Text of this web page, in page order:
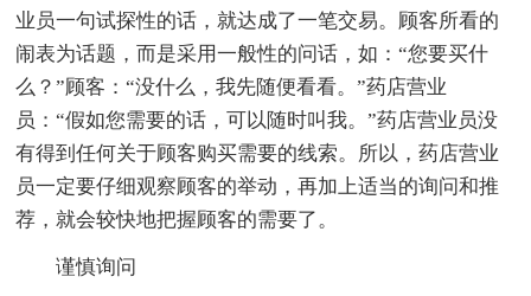
业员一句试探性的话，就达成了一笔交易。顾客所看的
闹表为话题，而是采用一般性的问话，如：“您要买什
么？”顾客：“没什么，我先随便看看。”药店营业
员：“假如您需要的话，可以随时叫我。”药店营业员没
有得到任何关于顾客购买需要的线索。所以，药店营业
员一定要仔细观察顾客的举动，再加上适当的询问和推
荐，就会较快地把握顾客的需要了。
谨慎询问